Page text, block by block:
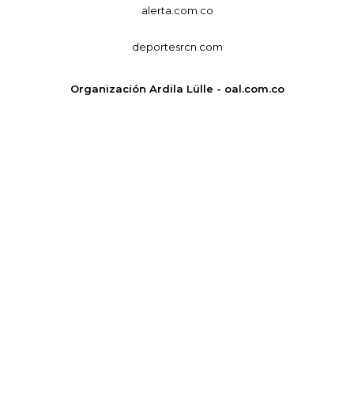
alerta.com.co
deportesrcn.com
Organización Ardila Lülle - oal.com.co